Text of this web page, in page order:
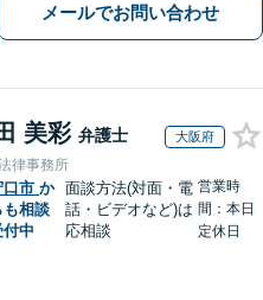
メールでお問い合わせ
美彩 弁護士 大阪府
律事務所
口市 か
も相談
付中
面談方法(対面・電
話・ビデオなど)は
応相談
営業時
間：本日
定休日